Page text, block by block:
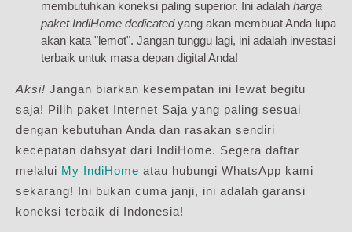
membutuhkan koneksi paling superior. Ini adalah harga
paket IndiHome dedicatedyang akan membuat Anda lupa
akan kata "lemot". Jangan tunggu lagi, ini adalah investasi
terbaik untuk masa depan digital Anda!
Aksi! Jangan biarkan kesempatan ini lewat begitu
saja! Pilih paket Internet Saja yang paling sesuai
dengan kebutuhan Anda dan rasakan sendiri
kecepatan dahsyat dari IndiHome. Segera daftar
melalui My IndiHome atau hubungi WhatsApp kami
sekarang! Ini bukan cuma janji, ini adalah garansi
koneksi terbaik di Indonesia!